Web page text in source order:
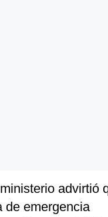
advirtió
de emergencia